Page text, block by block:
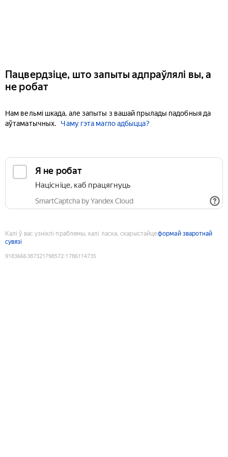
Пацвердзіце, што запыты адпраўлялі вы, а
не робат
Нам вельмі шкада, але запыты з вашай прылады падобныя да
аўтаматычных.
Чаму гэта магло адбыцца?
Я не робат
Націсніце, каб працягнуць
SmartCaptcha by Yandex Cloud
Калі ў вас узніклі праблемы, калі ласка, скарыстайцеформай зваротнай
сувязі
9183666387321798572:1786114735